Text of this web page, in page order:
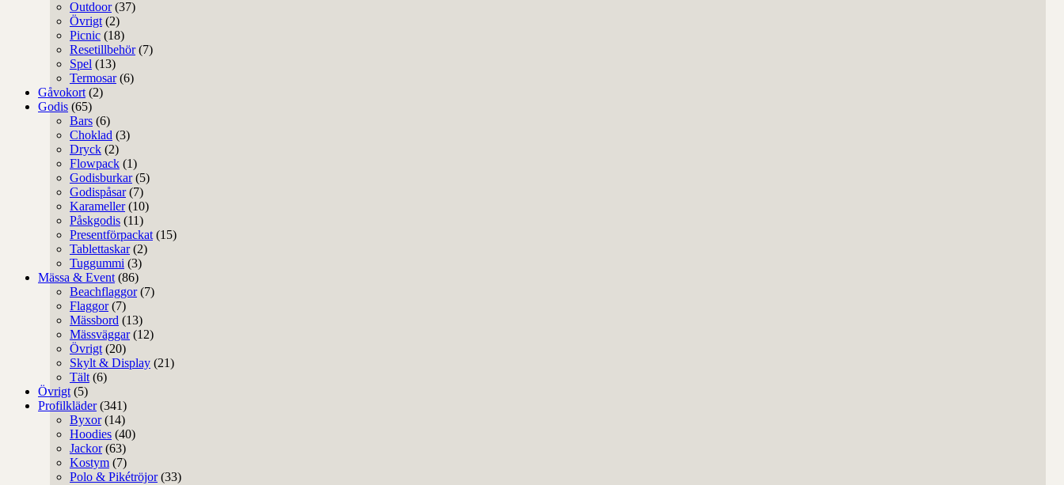
Outdoor (37)
Övrigt (2)
Picnic (18)
Resetillbehör (7)
Spel (13)
Termosar (6)
Gåvokort (2)
Godis (65)
Bars (6)
Choklad (3)
Dryck (2)
Flowpack (1)
Godisburkar (5)
Godispåsar (7)
Karameller (10)
Påskgodis (11)
Presentförpackat (15)
Tablettaskar (2)
Tuggummi (3)
Mässa & Event (86)
Beachflaggor (7)
Flaggor (7)
Mässbord (13)
Mässväggar (12)
Övrigt (20)
Skylt & Display (21)
Tält (6)
Övrigt (5)
Profilkläder (341)
Byxor (14)
Hoodies (40)
Jackor (63)
Kostym (7)
Polo & Pikétröjor (33)